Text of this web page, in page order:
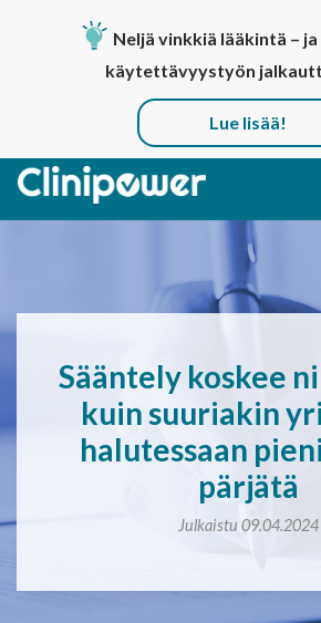
Päävalikko
Sääntely koskee
kuin suuriakin
halutessaan
pärjätä
Julkaistu 09.04.2024
Neljä vinkkiä lääkintä –
käytettävyystyön
Lue lisää!